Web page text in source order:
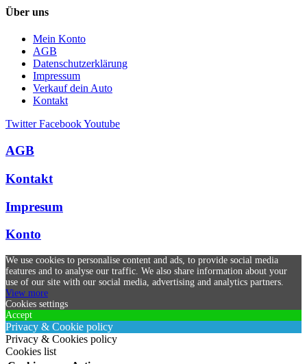
Über uns
Mein Konto
AGB
Datenschutzerklärung
Impressum
Verkauf dein Auto
Kontakt
Twitter FacebookYoutube
AGB
Kontakt
Impresum
Konto
We use cookies to personalise content and ads, to provide social media
features and to analyse our traffic. We also share information about your
use of our site with our social media, advertising and analytics partners.
View more
Cookies settings
Accept
Privacy & Cookie policy
Privacy & Cookies policy
Cookies list